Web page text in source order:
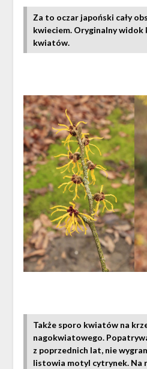
Za to oczar japoński cały
kwieciem. Oryginalny widok
kwiatów.
Także sporo kwiatów na
nagokwiatowego.
z poprzednich lat, nie
listowia motyl cytrynek. Na